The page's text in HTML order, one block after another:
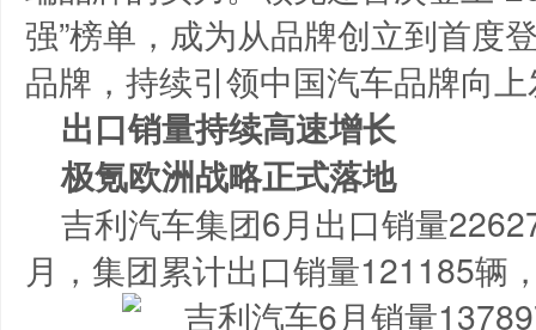
强”榜单，成为从品牌创立到首度
品牌，持续引领中国汽车品牌向
出口销量持续高速增长
极氪欧洲战略正式落地
吉利汽车集团6月出口销量
月，集团累计出口销量121185辆